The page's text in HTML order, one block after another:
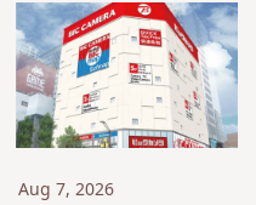
Aug 7, 2026